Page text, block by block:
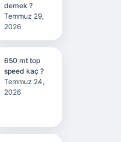
demek ?
Temmuz 29,
2026
650 mt top
speed kaç ?
Temmuz 24,
2026